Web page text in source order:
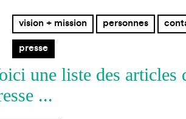
vision + mission personnes
presse
une liste des articles
...